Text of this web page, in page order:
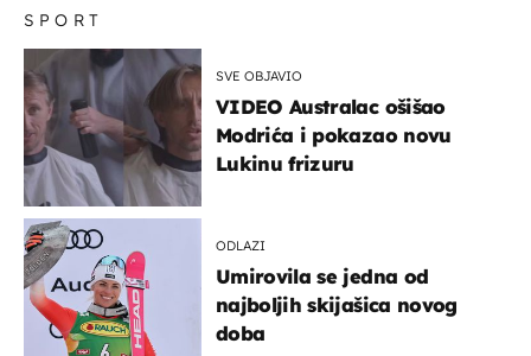
SPORT
SVE OBJAVIO
VIDEO Australac ošišao
Modrića i pokazao novu
Lukinu frizuru
ODLAZI
Umirovila se jedna od
najboljih skijašica novog
doba